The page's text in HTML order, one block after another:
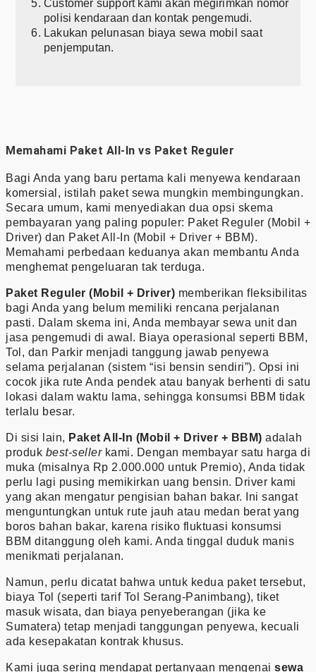
Customer support kami akan megirimkan nomor
polisi kendaraan dan kontak pengemudi.
Lakukan pelunasan biaya sewa mobil saat
penjemputan.
Memahami Paket All-In vs Paket Reguler
Bagi Anda yang baru pertama kali menyewa kendaraan
komersial, istilah paket sewa mungkin membingungkan.
Secara umum, kami menyediakan dua opsi skema
pembayaran yang paling populer: Paket Reguler (Mobil +
Driver) dan Paket All-In (Mobil + Driver + BBM).
Memahami perbedaan keduanya akan membantu Anda
menghemat pengeluaran tak terduga.
Paket Reguler (Mobil + Driver) memberikan fleksibilitas
bagi Anda yang belum memiliki rencana perjalanan
pasti. Dalam skema ini, Anda membayar sewa unit dan
jasa pengemudi di awal. Biaya operasional seperti BBM,
Tol, dan Parkir menjadi tanggung jawab penyewa
selama perjalanan (sistem “isi bensin sendiri”). Opsi ini
cocok jika rute Anda pendek atau banyak berhenti di satu
lokasi dalam waktu lama, sehingga konsumsi BBM tidak
terlalu besar.
Di sisi lain, Paket All-In (Mobil + Driver + BBM) adalah
produk best-sellerkami. Dengan membayar satu harga di
muka (misalnya Rp 2.000.000 untuk Premio), Anda tidak
perlu lagi pusing memikirkan uang bensin. Driver kami
yang akan mengatur pengisian bahan bakar. Ini sangat
menguntungkan untuk rute jauh atau medan berat yang
boros bahan bakar, karena risiko fluktuasi konsumsi
BBM ditanggung oleh kami. Anda tinggal duduk manis
menikmati perjalanan.
Namun, perlu dicatat bahwa untuk kedua paket tersebut,
biaya Tol (seperti tarif Tol Serang-Panimbang), tiket
masuk wisata, dan biaya penyeberangan (jika ke
Sumatera) tetap menjadi tanggungan penyewa, kecuali
ada kesepakatan kontrak khusus.
Kami juga sering mendapat pertanyaan mengenai sewa